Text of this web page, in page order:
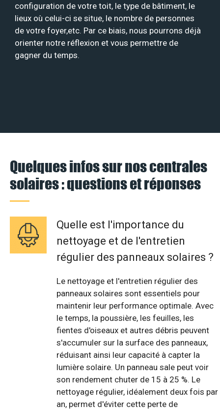
configuration de votre toit, le type de bâtiment, le
lieux où celui-ci se situe, le nombre de personnes
de votre foyer,etc. Par ce biais, nous pourrons déjà
orienter notre réflexion et vous permettre de
gagner du temps.
Quelques infos sur nos centrales
solaires : questions et réponses
Quelle est l'importance du
nettoyage et de l'entretien
régulier des panneaux solaires ?
Le nettoyage et l'entretien régulier des
panneaux solaires sont essentiels pour
maintenir leur performance optimale. Avec
le temps, la poussière, les feuilles, les
fientes d'oiseaux et autres débris peuvent
s'accumuler sur la surface des panneaux,
réduisant ainsi leur capacité à capter la
lumière solaire. Un panneau sale peut voir
son rendement chuter de 15 à 25 %. Le
nettoyage régulier, idéalement deux fois par
an, permet d'éviter cette perte de